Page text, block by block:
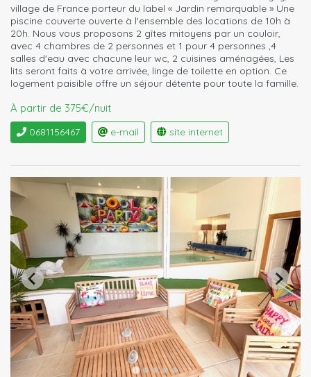
village de France porteur du label « Jardin remarquable » Une
piscine couverte ouverte à l'ensemble des locations de 10h à
20h. Nous vous proposons 2 gîtes mitoyens par un couloir,
avec 4 chambres de 2 personnes et 1 pour 4 personnes ,4
salles d'eau avec chacune leur wc, 2 cuisines aménagées, Les
lits seront faits à votre arrivée, linge de toilette en option. Ce
logement paisible offre un séjour détente pour toute la famille.
À partir de 375€/nuit
0681156467 e-mail site internet